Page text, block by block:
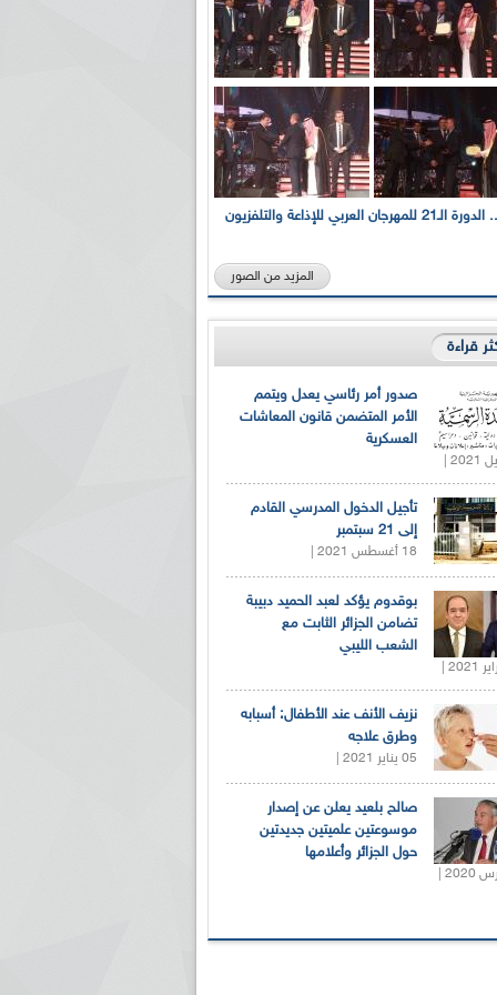
بالصور... الدورة الـ21 للمهرجان العربي للإذاعة والتلفزيون
المزيد من الصور
قراءة
صدور أمر رئاسي يعدل ويتمم
الأمر المتضمن قانون المعاشات
العسكرية
تأجيل الدخول المدرسي القادم
إلى 21 سبتمبر
18 أغسطس 2021 |
بوقدوم يؤكد لعبد الحميد دبيبة
تضامن الجزائر الثابت مع
الشعب الليبي
نزيف الأنف عند الأطفال: أسبابه
وطرق علاجه
05 يناير 2021 |
صالح بلعيد يعلن عن إصدار
موسوعتين علميتين جديدتين
حول الجزائر وأعلامها